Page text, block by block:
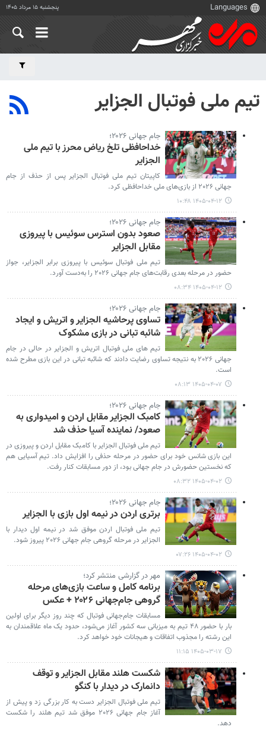
پنجشنبه ۱۵ مرداد ۱۴۰۵
تیم ملی فوتبال الجزایر
جام جهانی ۲۰۲۶؛
خداحافظی تلخ ریاض محرز با تیم ملی
الجزایر
کاپیتان تیم ملی فوتبال الجزایر پس از حذف از جام
جهانی ۲۰۲۶ از بازی‌های ملی خداحافظی کرد.
۱۴۰۵-۰۴-۱۲ ۱۰:۴۸
جام جهانی ۲۰۲۶؛
صعود بدون استرس سوئیس با پیروزی
مقابل الجزایر
تیم ملی فوتبال سوئیس با پیروزی برابر الجزایر، جواز
حضور در مرحله بعدی رقابت‌های جام جهانی ۲۰۲۶ را به‌دست آورد.
۱۴۰۵-۰۴-۱۲ ۰۸:۳۴
جام جهانی ۲۰۲۶؛
تساوی پرحاشیه الجزایر و اتریش و ایجاد
شائبه تبانی در بازی مشکوک
تیم های ملی فوتبال اتریش و الجزایر در حالی در جام
جهانی ۲۰۲۶ به نتیجه تساوی رضایت دادند که شائبه تبانی در این بازی مطرح شده
است.
۱۴۰۵-۰۴-۰۷ ۰۸:۱۳
جام جهانی ۲۰۲۶؛
کامبک الجزایر مقابل اردن و امیدواری به
صعود/ نماینده آسیا حذف شد
تیم ملی فوتبال الجزایر با کامبک مقابل اردن و پیروزی در
این بازی شانس خود برای حضور در مرحله حذفی را افزایش داد. تیم آسیایی هم
که نخستین حضورش در جام جهانی بود، از دور مسابقات کنار رفت.
۱۴۰۵-۰۴-۰۲ ۰۸:۳۲
جام جهانی ۲۰۲۶؛
برتری اردن در نیمه اول بازی با الجزایر
تیم ملی فوتبال اردن موفق شد در نیمه اول دیدار با
الجزایر در مرحله گروهی جام جهانی ۲۰۲۶ پیروز شود.
۱۴۰۵-۰۴-۰۲ ۰۷:۲۶
مهر در گزارشی منتشر کرد؛
برنامه کامل و ساعت بازی‌های مرحله
گروهی جام‌جهانی ۲۰۲۶ + عکس
مسابقات جام‌جهانی فوتبال که چند روز دیگر برای اولین
بار با حضور ۴۸ تیم به میزبانی سه کشور آغاز می‌شود، حدود یک ماه علاقمندان به
این رشته را مجذوب اتفاقات و هیجانات خود خواهد کرد.
۱۴۰۵-۰۳-۱۷ ۱۱:۱۵
شکست هلند مقابل الجزایر و توقف
دانمارک در دیدار با کنگو
تیم ملی فوتبال الجزایر دست به کار بزرگی زد و پیش از
آغاز جام جهانی ۲۰۲۶ موفق شد تیم هلند را شکست
دهد.